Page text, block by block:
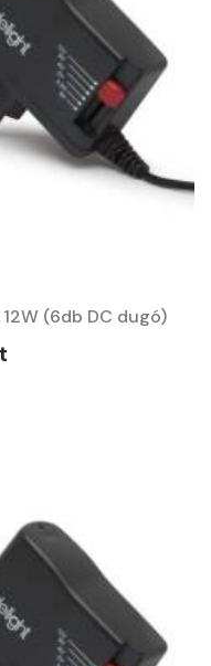
(6db DC dugó)